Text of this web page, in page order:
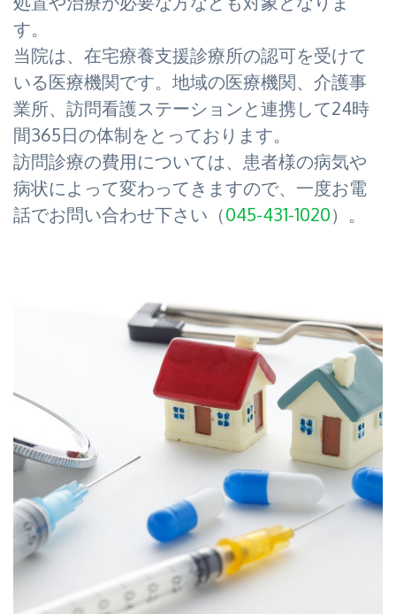
す。
当院は、在宅療養支援診療所の認可を受けて
いる医療機関です。地域の医療機関、介護事
業所、訪問看護ステーションと連携して24時
間365日の体制をとっております。
訪問診療の費用については、患者様の病気や
病状によって変わってきますので、一度お電
話でお問い合わせ下さい（045-431-1020）。